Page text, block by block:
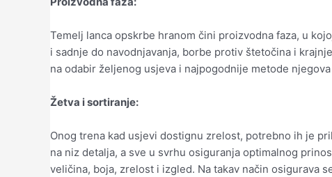
Temelj lanca opskrbe hranom čini proizvodna faza, u
i sadnje do navodnjavanja, borbe protiv štetočina i
na odabir željenog usjeva i najpogodnije metode
Žetva i sortiranje:
Onog trena kad usjevi dostignu zrelost, potrebno ih je
na niz detalja, a sve u svrhu osiguranja optimalnog
veličina, boja, zrelost i izgled. Na takav način osigurava